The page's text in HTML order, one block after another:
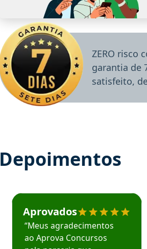
ZERO risco
garantia de
satisfeito,
Depoimentos
Estudante José recomenda o Aprova
Aprovados
“Meus agradecimentos
ao Aprova Concursos